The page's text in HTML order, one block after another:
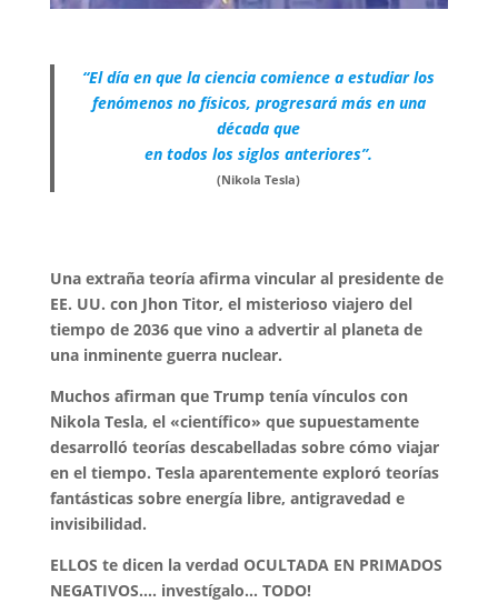
“El día en que la ciencia comience a estudiar los
fenómenos no físicos, progresará más en una
década que
en todos los siglos anteriores”.
(Nikola Tesla)
Una extraña teoría afirma vincular al presidente de
EE. UU. con Jhon Titor, el misterioso viajero del
tiempo de 2036 que vino a advertir al planeta de
una inminente guerra nuclear.
Muchos afirman que Trump tenía vínculos con
Nikola Tesla, el «científico» que supuestamente
desarrolló teorías descabelladas sobre cómo viajar
en el tiempo. Tesla aparentemente exploró teorías
fantásticas sobre energía libre, antigravedad e
invisibilidad.
ELLOS te dicen la verdad OCULTADA EN PRIMADOS
NEGATIVOS…. investígalo… TODO!